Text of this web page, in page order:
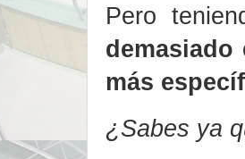
Pero
más
¿Sabes ya